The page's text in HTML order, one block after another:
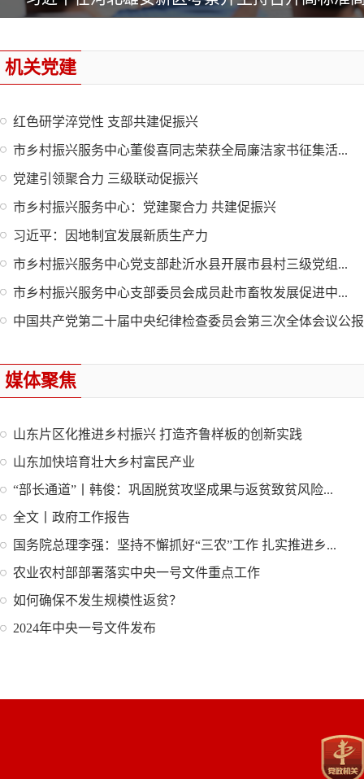
机关党建
红色研学淬党性 支部共建促振兴
市乡村振兴服务中心董俊喜同志荣获全局廉洁家书征集活...
党建引领聚合力 三级联动促振兴
市乡村振兴服务中心：党建聚合力 共建促振兴
习近平：因地制宜发展新质生产力
市乡村振兴服务中心党支部赴沂水县开展市县村三级党组...
市乡村振兴服务中心支部委员会成员赴市畜牧发展促进中...
中国共产党第二十届中央纪律检查委员会第三次全体会议公报
媒体聚焦
山东片区化推进乡村振兴 打造齐鲁样板的创新实践
山东加快培育壮大乡村富民产业
“部长通道”丨韩俊：巩固脱贫攻坚成果与返贫致贫风险...
全文丨政府工作报告
国务院总理李强：坚持不懈抓好“三农”工作 扎实推进乡...
农业农村部部署落实中央一号文件重点工作
如何确保不发生规模性返贫？
2024年中央一号文件发布